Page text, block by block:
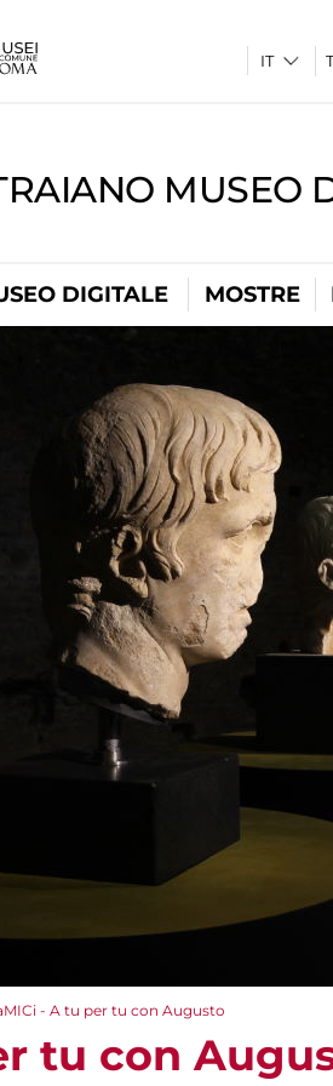
MUSEO
DIGITALE MOSTRE
- A tu per tu con Augusto
tu con